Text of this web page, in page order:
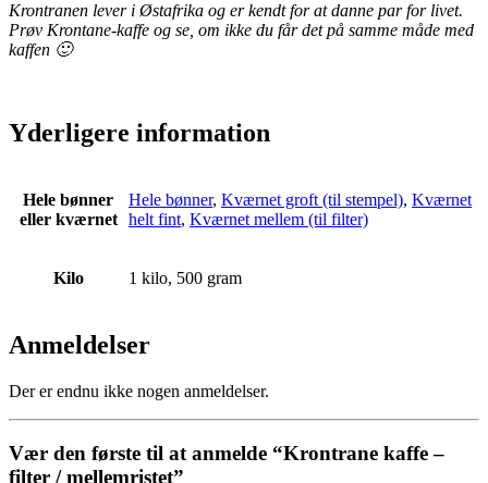
Krontranen lever i Østafrika og er kendt for at danne par for livet.
Prøv Krontane-kaffe og se, om ikke du får det på samme måde med
kaffen 🙂
Yderligere information
Hele bønner
eller kværnet
Hele bønner, Kværnet groft (til stempel), Kværnet
helt fint, Kværnet mellem (til filter)
Kilo 1 kilo, 500 gram
Anmeldelser
Der er endnu ikke nogen anmeldelser.
Vær den første til at anmelde “Krontrane kaffe –
filter / mellemristet”